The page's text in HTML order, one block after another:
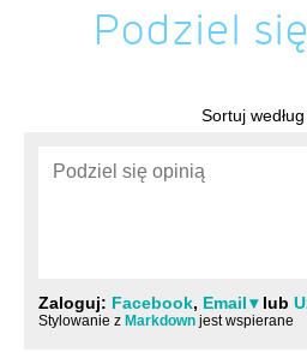
Podziel